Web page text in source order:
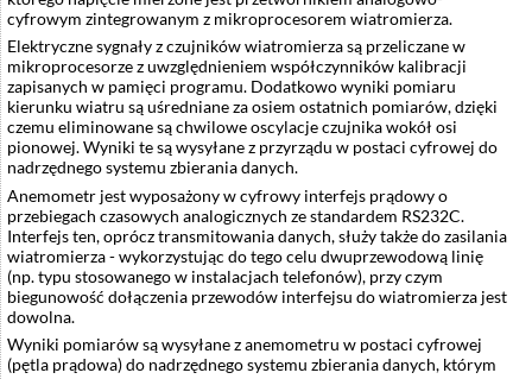
cyfrowym zintegrowanym z mikroprocesorem wiatromierza.
Elektryczne sygnały z czujników wiatromierza są przeliczane w
mikroprocesorze z uwzględnieniem współczynników kalibracji
zapisanych w pamięci programu. Dodatkowo wyniki pomiaru
kierunku wiatru są uśredniane za osiem ostatnich pomiarów, dzięki
czemu eliminowane są chwilowe oscylacje czujnika wokół osi
pionowej. Wyniki te są wysyłane z przyrządu w postaci cyfrowej do
nadrzędnego systemu zbierania danych.
Anemometr jest wyposażony w cyfrowy interfejs prądowy o
przebiegach czasowych analogicznych ze standardem RS232C.
Interfejs ten, oprócz transmitowania danych, służy także do zasilania
wiatromierza - wykorzystując do tego celu dwuprzewodową linię
(np. typu stosowanego w instalacjach telefonów), przy czym
biegunowość dołączenia przewodów interfejsu do wiatromierza jest
dowolna.
Wyniki pomiarów są wysyłane z anemometru w postaci cyfrowej
(pętla prądowa) do nadrzędnego systemu zbierania danych, którym